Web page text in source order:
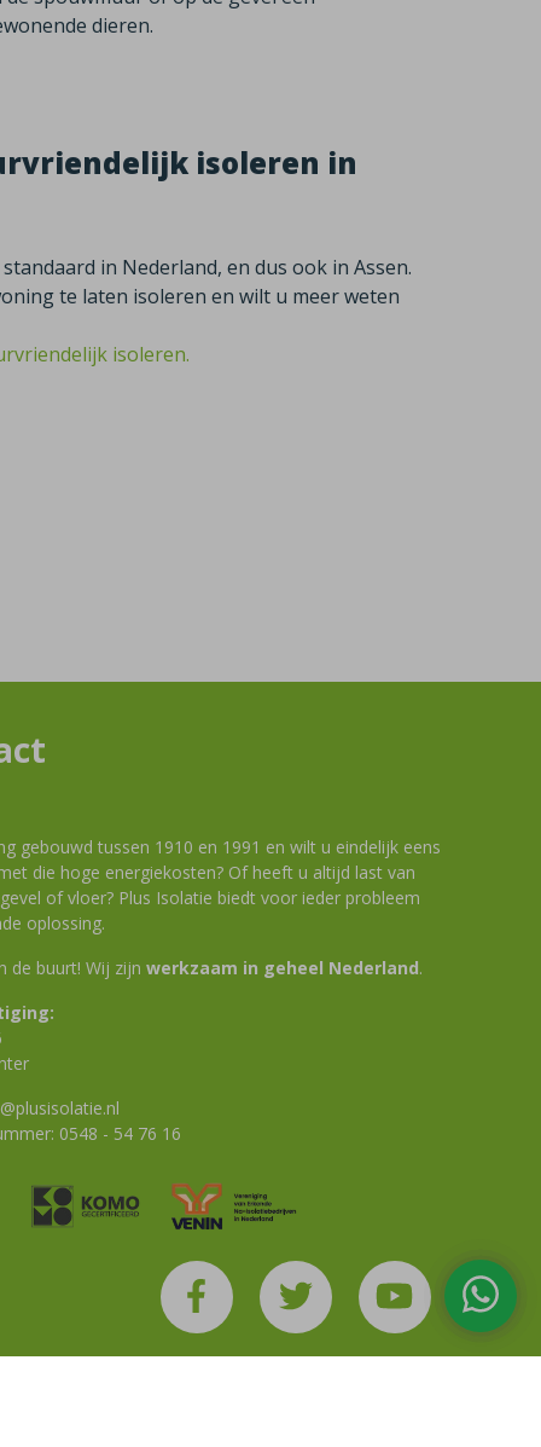
dieren.
isoleren in
in Nederland, en dus ook in Assen.
te laten isoleren en wilt u meer weten
isoleren.
gebouwd tussen 1910 en 1991 en wilt u eindelijk eens
die hoge energiekosten? Of heeft u altijd last van
of vloer? Plus Isolatie biedt voor ieder probleem
oplossing.
de buurt! Wij zijn werkzaam in geheel Nederland.
0548 - 54 76 16